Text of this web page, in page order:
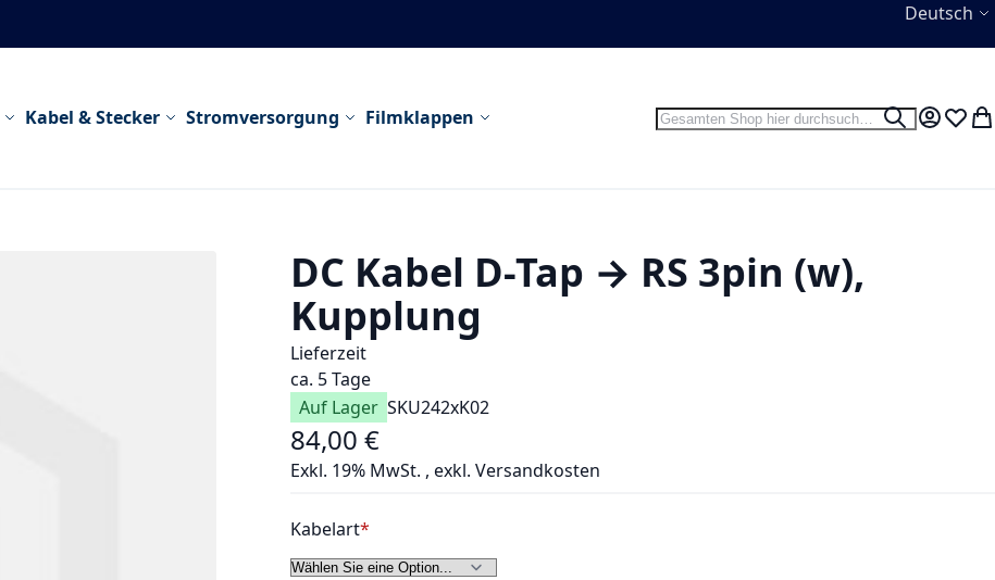
Sprache
Deutsch
Kabel & Stecker Stromversorgung Filmklappen Suche
Suche
Mein
DC Kabel D-Tap → RS 3pin (w),
Kupplung
Lieferzeit
ca. 5 Tage
Auf Lager SKU242xK02
84,00 €
Exkl. 19% MwSt. , exkl. Versandkosten
Kabelart